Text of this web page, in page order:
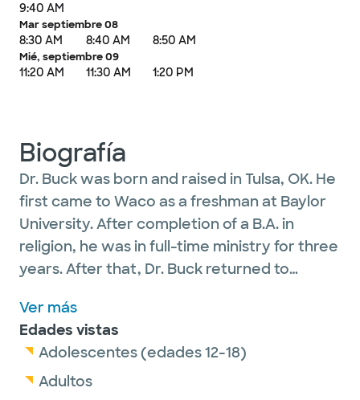
9:40 AM
Mar septiembre 08
8:30 AM 8:40 AM 8:50 AM
Mié, septiembre 09
11:20 AM 11:30 AM 1:20 PM
Biografía
Dr. Buck was born and raised in Tulsa, OK. He
first came to Waco as a freshman at Baylor
University. After completion of a B.A. in
religion, he was in full-time ministry for three
years. After that, Dr. Buck returned to
an ENT residency at OSU-Tulsa. Dr. Buck is
married with five children.
Ver más
Edades vistas
Adolescentes (edades 12-18)
Adultos